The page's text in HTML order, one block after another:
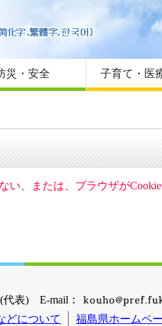
はじめての
Foreign
サイトマップ
災・安全 子育て・医
い、または、ブラウザが
代表) E-mail：
どについて 福島県ホームペ